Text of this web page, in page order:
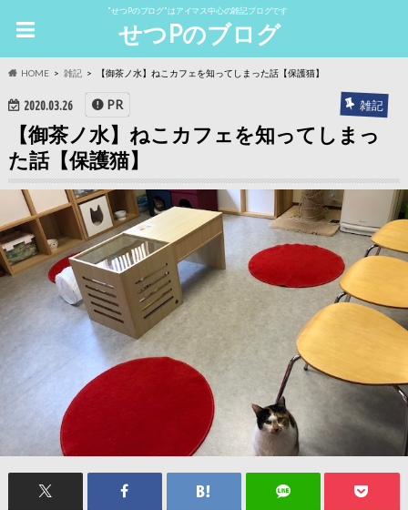
"せつPのブログ"はアイマス中心の雑記ブログです
せつPのブログ
HOME 雑記 【御茶ノ水】ねこカフェを知ってしまった話【保護猫】
2020.03.26 雑記
PR
【御茶ノ水】ねこカフェを知ってしまっ
た話【保護猫】